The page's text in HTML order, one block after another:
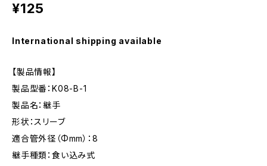
¥125
International shipping available
【製品情報】
製品型番：K08-B-1
製品名：継手
形状：スリーブ
適合管外径（Φmm）：8
継手種類：食い込み式